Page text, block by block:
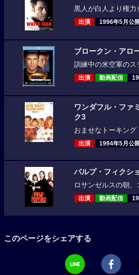
黒人が白人より権力
出演 1996年5月公
ブロークン・アロ
訓練中の米空軍のス
出演 動画配信
ワンダフル・ファ
ク3
おませなトーキング
出演 1994年5月公
パルプ・フィクシ
ロサンゼルスの朝、
出演 動画配信
このページをシェアする